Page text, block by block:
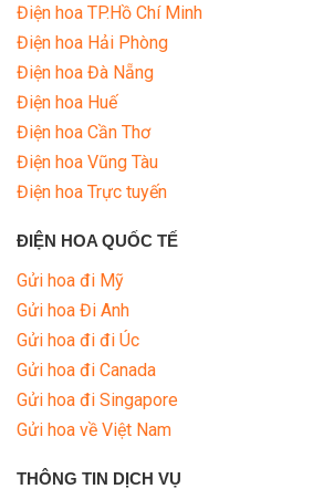
Điện hoa TP.Hồ Chí Minh
Điện hoa Hải Phòng
Điện hoa Đà Nẵng
Điện hoa Huế
Điện hoa Cần Thơ
Điện hoa Vũng Tàu
Điện hoa Trực tuyến
ĐIỆN HOA QUỐC TẾ
Gửi hoa đi Mỹ
Gửi hoa Đi Anh
Gửi hoa đi đi Úc
Gửi hoa đi Canada
Gửi hoa đi Singapore
Gửi hoa về Việt Nam
THÔNG TIN DỊCH VỤ